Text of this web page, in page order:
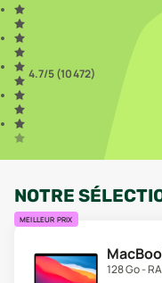
4.7/5 (10 472)
NOTRE
MEILLEUR PRIX
128 Go -